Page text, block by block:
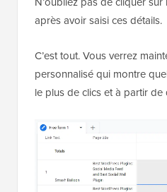
N’oubliez pas de cliquer sur
après avoir saisi ces détails.
C’est tout. Vous verrez
personnalisé qui montre
le plus de clics et à partir de